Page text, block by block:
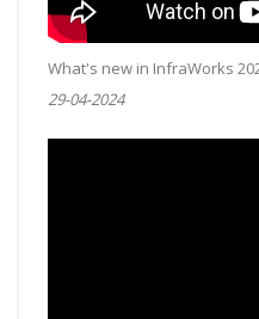
What's new in InfraWorks
29-04-2024